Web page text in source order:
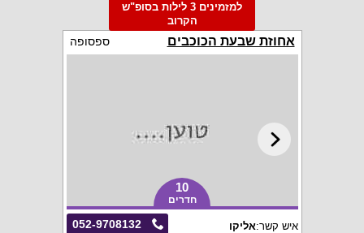
למזמינים 3 לילות בסופ"ש
הקרוב
אחוזת שבעת הכוכבים ספסופה
10
חדרים
052-9708132 איש קשר:אליקו